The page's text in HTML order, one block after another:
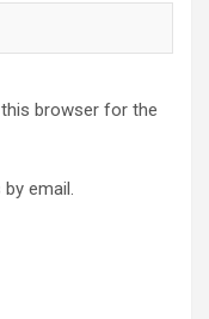
browser for the
email.